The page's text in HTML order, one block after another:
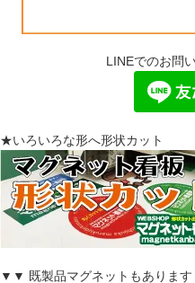
LINEでのお問
★いろいろな形へ形状カット
▼▼ 既製品マグネットもありま